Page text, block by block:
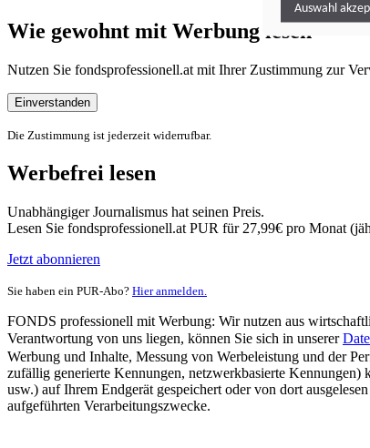
Wie gewohnt mit Werbung lesen
Nutzen Sie fondsprofessionell.at mit Ihrer Zustimmung zur
Einverstanden
Die Zustimmung ist jederzeit widerrufbar.
Werbefrei lesen
Unabhängiger Journalismus hat seinen Preis.
Lesen Sie fondsprofessionell.at PUR für 27,99€ pro Monat
Jetzt abonnieren
Sie haben ein PUR-Abo? Hier anmelden.
FONDS professionell mit Werbung: Wir nutzen aus
Verantwortung von uns liegen, können Sie sich in unserer
Werbung und Inhalte, Messung von Werbeleistung und der
zufällig generierte Kennungen, netzwerkbasierte
usw.) auf Ihrem Endgerät gespeichert oder von dort
aufgeführten Verarbeitungszwecke.
Auswahl